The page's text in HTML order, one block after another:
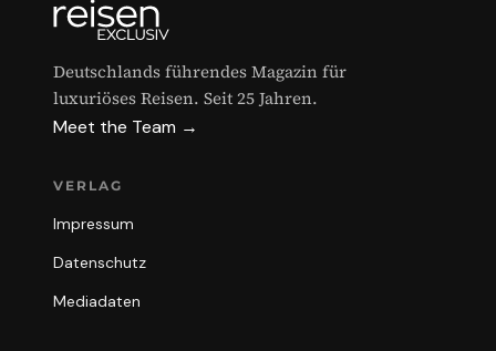
Deutschlands führendes Magazin für
luxuriöses Reisen. Seit 25 Jahren.
Meet the Team →
VERLAG
Impressum
Datenschutz
Mediadaten